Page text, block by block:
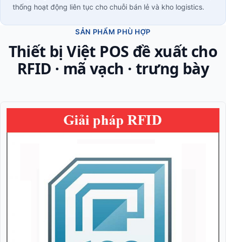
thống hoạt động liên tục cho chuỗi bán lẻ và kho logistics.
SẢN PHẨM PHÙ HỢP
Thiết bị Việt POS đề xuất cho
RFID · mã vạch · trưng bày